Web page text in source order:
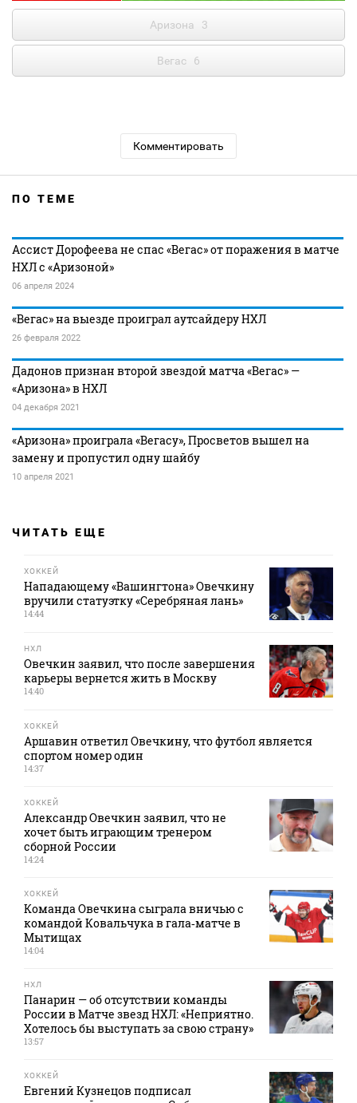
Аризона 3
Вегас 6
Комментировать
ПО ТЕМЕ
Ассист Дорофеева не спас «Вегас» от поражения в матче
НХЛ с «Аризоной»
06 апреля 2024
«Вегас» на выезде проиграл аутсайдеру НХЛ
26 февраля 2022
Дадонов признан второй звездой матча «Вегас» —
«Аризона» в НХЛ
04 декабря 2021
«Аризона» проиграла «Вегасу», Просветов вышел на
замену и пропустил одну шайбу
10 апреля 2021
ЧИТАТЬ ЕЩЕ
ХОККЕЙ
Нападающему «Вашингтона» Овечкину
вручили статуэтку «Серебряная лань»
14:44
НХЛ
Овечкин заявил, что после завершения
карьеры вернется жить в Москву
14:40
ХОККЕЙ
Аршавин ответил Овечкину, что футбол является
спортом номер один
14:37
ХОККЕЙ
Александр Овечкин заявил, что не
хочет быть играющим тренером
сборной России
14:24
ХОККЕЙ
Команда Овечкина сыграла вничью с
командой Ковальчука в гала‑матче в
Мытищах
14:04
НХЛ
Панарин — об отсутствии команды
России в Матче звезд НХЛ: «Неприятно.
Хотелось бы выступать за свою страну»
13:57
ХОККЕЙ
Евгений Кузнецов подписал